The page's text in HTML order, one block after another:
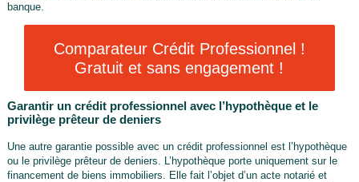
banque.
Comparateur Crédit Professionnel !
Gratuit et sans engagement !
Garantir un crédit professionnel avec l’hypothèque et le
privilège prêteur de deniers
Une autre garantie possible avec un crédit professionnel est l’hypothèque
ou le privilège prêteur de deniers. L’hypothèque porte uniquement sur le
financement de biens immobiliers. Elle fait l’objet d’un acte notarié et